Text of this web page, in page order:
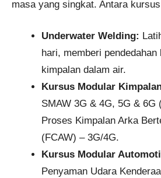
masa yang singkat. Antara
Underwater Welding:
hari, memberi
kimpalan dalam air.
Kursus Modular
SMAW 3G & 4G, 5G & 6G
Proses Kimpalan Arka
(FCAW) – 3G/4G.
Kursus Modular
Penyaman Udara